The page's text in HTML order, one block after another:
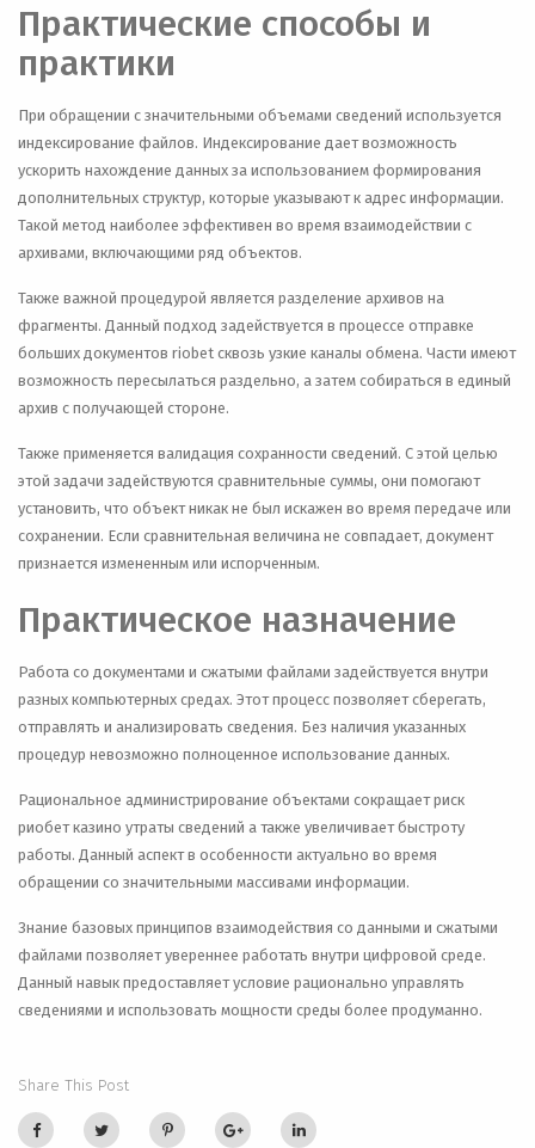
Практические способы и
практики
При обращении с значительными объемами сведений используется
индексирование файлов. Индексирование дает возможность
ускорить нахождение данных за использованием формирования
дополнительных структур, которые указывают к адрес информации.
Такой метод наиболее эффективен во время взаимодействии с
архивами, включающими ряд объектов.
Также важной процедурой является разделение архивов на
фрагменты. Данный подход задействуется в процессе отправке
больших документов riobet сквозь узкие каналы обмена. Части имеют
возможность пересылаться раздельно, а затем собираться в единый
архив с получающей стороне.
Также применяется валидация сохранности сведений. С этой целью
этой задачи задействуются сравнительные суммы, они помогают
установить, что объект никак не был искажен во время передаче или
сохранении. Если сравнительная величина не совпадает, документ
признается измененным или испорченным.
Практическое назначение
Работа со документами и сжатыми файлами задействуется внутри
разных компьютерных средах. Этот процесс позволяет сберегать,
отправлять и анализировать сведения. Без наличия указанных
процедур невозможно полноценное использование данных.
Рациональное администрирование объектами сокращает риск
риобет казино утраты сведений а также увеличивает быстроту
работы. Данный аспект в особенности актуально во время
обращении со значительными массивами информации.
Знание базовых принципов взаимодействия со данными и сжатыми
файлами позволяет увереннее работать внутри цифровой среде.
Данный навык предоставляет условие рационально управлять
сведениями и использовать мощности среды более продуманно.
Share This Post